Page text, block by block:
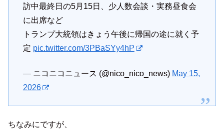
訪中最終日の5月15日、少人数会談・実務昼食会
に出席など
トランプ大統領はきょう午後に帰国の途に就く予
定 pic.twitter.com/3PBaSYy4hP
— ニコニコニュース (@nico_nico_news) May 15,
2026
ちなみにですが、